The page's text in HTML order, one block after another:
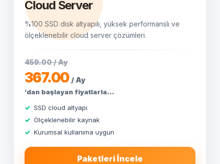
Cloud Server
%100 SSD disk altyapılı, yüksek performanslı ve
ölçeklenebilir cloud server çözümleri.
459.00 / Ay
367.00/ Ay
’dan başlayan fiyatlarla...
SSD cloud altyapı
Ölçeklenebilir kaynak
Kurumsal kullanıma uygun
Paketleri İncele